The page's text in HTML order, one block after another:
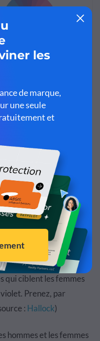
en ce qui concerne les
majoritairement
vos choix de
le violet n'apparaît
et n'apparaît pas
Cela pourrait
vous considérez les
aux hommes, le
qui ciblent les femmes
Prenez, par
: Hallock)
hommes et les femmes